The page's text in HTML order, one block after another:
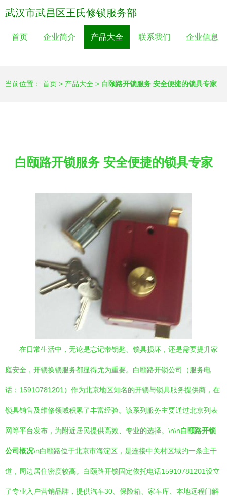
武汉市武昌区王氏修锁服务部
首页 企业简介 产品大全 联系我们 企业信息
当前位置： 首页 > 产品大全 > 白颐路开锁服务 安全便捷的锁具专家
白颐路开锁服务 安全便捷的锁具专家
在日常生活中，无论是忘记带钥匙、锁具损坏，还是需要提升家
庭安全，开锁换锁服务都显得尤为重要。白颐路开锁公司（服务电
话：15910781201）作为北京地区知名的开锁与锁具服务提供商，在
锁具销售及维修领域积累了丰富经验。该系列服务主要通过北京列表
网等平台发布，为附近居民提供高效、专业的选择。\n\n白颐路开锁
公司概况\n白颐路位于北京市海淀区，是连接中关村区域的一条主干
道，周边居住密度较高。白颐路开锁固定依托电话15910781201设立
了专业入户营销品牌，提供汽车30、保险箱、家车库、本地远程门解